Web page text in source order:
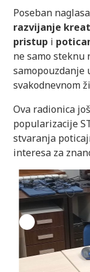
Poseban
razvijanje
pristup i
ne samo steknu
svakodnevnom
Ova radionica
popularizacije
stvaranja
interesa za